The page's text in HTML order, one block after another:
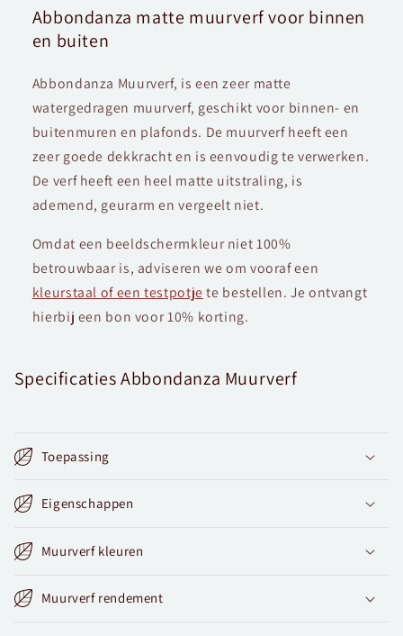
Abbondanza matte muurverf voor binnen
en buiten
Abbondanza Muurverf, is een zeer matte
watergedragen muurverf, geschikt voor binnen- en
buitenmuren en plafonds. De muurverf heeft een
zeer goede dekkracht en is eenvoudig te verwerken.
De verf heeft een heel matte uitstraling, is
ademend, geurarm en vergeelt niet.
Omdat een beeldschermkleur niet 100%
betrouwbaar is, adviseren we om vooraf een
kleurstaal of een testpotjete bestellen. Je ontvangt
hierbij een bon voor 10% korting.
Specificaties Abbondanza Muurverf
Toepassing
Eigenschappen
Muurverf kleuren
Muurverf rendement